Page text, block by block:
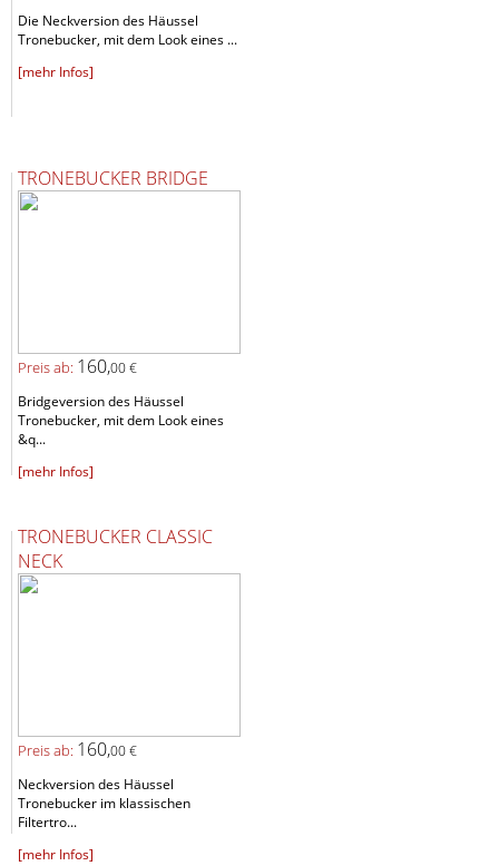
Die Neckversion des Häussel
Tronebucker, mit dem Look eines ...
[mehr Infos]
TRONEBUCKER BRIDGE
Preis ab: 160,00 €
Bridgeversion des Häussel
Tronebucker, mit dem Look eines
&q...
[mehr Infos]
TRONEBUCKER CLASSIC
NECK
Preis ab: 160,00 €
Neckversion des Häussel
Tronebucker im klassischen
Filtertro...
[mehr Infos]